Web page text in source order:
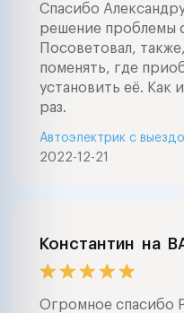
Спасибо
решение проблемы
Посоветовал,
поменять, где
установить её. Как
раз.
2022-12-21
Автоэлектрик с
Константин на
Огромное спасибо